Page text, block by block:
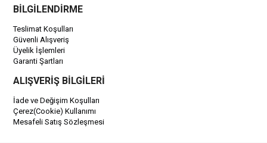
BİLGİLENDİRME
Teslimat Koşulları
Güvenli Alışveriş
Üyelik İşlemleri
Garanti Şartları
ALIŞVERİŞ BİLGİLERİ
İade ve Değişim Koşulları
Çerez(Cookie) Kullanımı
Mesafeli Satış Sözleşmesi